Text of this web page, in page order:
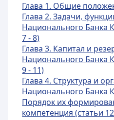
Глава 1. Общие
Глава 2. Задачи,
Национального Банка
7 - 8)
Глава 3. Капитал и
Национального Банка
9 - 11)
Глава 4. Структура и
Национального Банка
Порядок их
компетенция (статьи